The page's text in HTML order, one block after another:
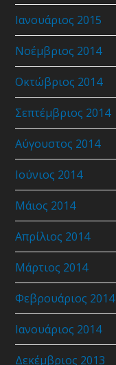
Ιανουάριος 2015
Νοέμβριος 2014
Οκτώβριος 2014
Σεπτέμβριος 2014
Αύγουστος 2014
Ιούνιος 2014
Μάιος 2014
Απρίλιος 2014
Μάρτιος 2014
Φεβρουάριος 2014
Ιανουάριος 2014
Δεκέμβριος 2013